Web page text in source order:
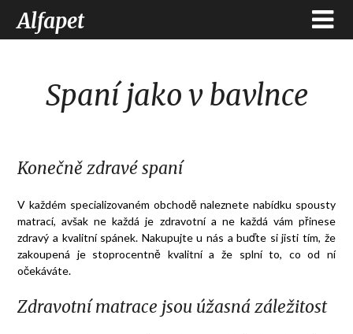
Alfapet
Spaní jako v bavlnce
Konečně zdravé spaní
V každém specializovaném obchodě naleznete nabídku spousty
matrací, avšak ne každá je zdravotní a ne každá vám přinese
zdravý a kvalitní spánek. Nakupujte u nás a buďte si jisti tím, že
zakoupená je stoprocentně kvalitní a že splní to, co od ní
očekáváte.
Zdravotní matrace jsou úžasná záležitost